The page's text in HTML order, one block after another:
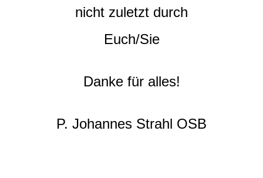
nicht zuletzt durch
Euch/Sie
Danke für alles!
P. Johannes Strahl OSB